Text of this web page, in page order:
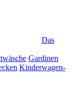
Das
Gardinen
Kinderwagen-